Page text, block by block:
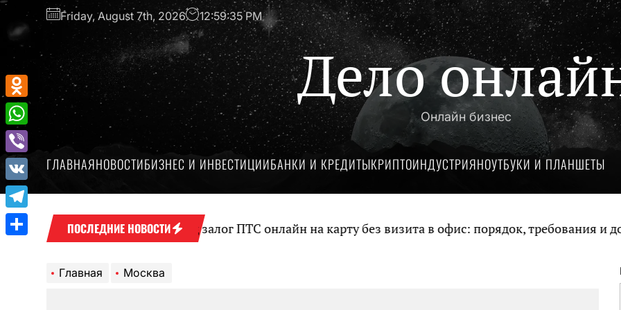
Перейти
содержимому
Friday, August 7th, 2026 12:59:35 PM
Дело
Онлайн бизнес
ГЛАВНАЯНОВОСТИБИЗНЕС И ИНВЕСТИЦИИБАНКИ И КРЕДИТЫКРИПТОИНДУСТРИЯНОУТБУКИ И ПЛАНШЕТЫ
ПОСЛЕДНИЕ НОВОСТИ
Оформление займа под залог ПТС онлайн на карту без визита в офис: порядок, требования и
Главная Москва
Odnoklassniki
WhatsApp
Viber
VK
Telegram
Отправить